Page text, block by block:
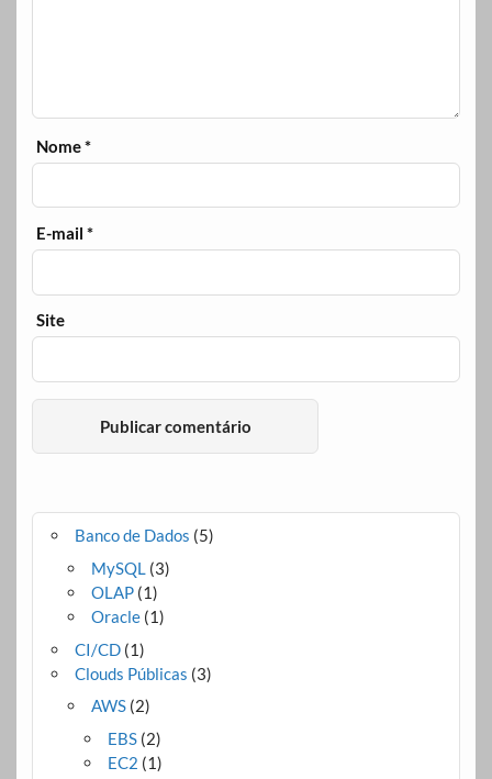
Nome*
E-mail*
Site
Banco de Dados (5)
MySQL(3)
OLAP(1)
Oracle(1)
CI/CD(1)
Clouds Públicas (3)
AWS(2)
EBS (2)
EC2 (1)